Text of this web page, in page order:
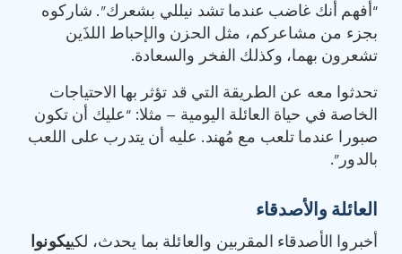
“أفهم أنك غاضب عندما تشد نيللي بشعرك”. شاركوه
بجزء من مشاعركم، مثل الحزن والإحباط اللذَين
تشعرون بهما، وكذلك الفخر والسعادة.
تحدثوا معه عن الطريقة التي قد تؤثر بها الاحتياجات
الخاصة في حياة العائلة اليومية – مثلا: “عليك أن تكون
صبورا عندما تلعب مع مُهند. عليه أن يتدرب على اللعب
بالدور”.
العائلة والأصدقاء
أخبروا الأصدقاء المقربين والعائلة بما يحدث، لكييكونوا